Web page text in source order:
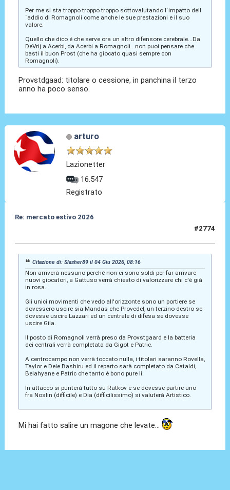
Per me si sta troppo troppo troppo sottovalutando l´impatto dell
´addio di Romagnoli come anche le sue prestazioni e il suo
valore.
Quello che dico é che serve ora un altro difensore cerebrale...Da
DeVrij a Acerbi, da Acerbi a Romagnoli...non puoi pensare che
basti il buon Prost (che ha giocato quasi sempre con
Romagnoli).
Provstdgaad: titolare o cessione, in panchina il terzo
anno ha poco senso.
arturo
Lazionetter
16.547
Registrato
Re: mercato estivo 2026
#2774
Citazione di: Slasher89 il 04 Giu 2026, 08:16
Non arriverà nessuno perchè non ci sono soldi per far arrivare
nuovi giocatori, a Gattuso verrà chiesto di valorizzare chi c'è già
in rosa.
Gli unici movimenti che vedo all'orizzonte sono un portiere se
dovessero uscire sia Mandas che Provedel, un terzino destro se
dovesse uscire Lazzari ed un centrale di difesa se dovesse
uscire Gila.
Il posto di Romagnoli verrà preso da Provstgaard e la batteria
dei centrali verrà completata da Gigot e Patric.
A centrocampo non verrà toccato nulla, i titolari saranno Rovella,
Taylor e Dele Bashiru ed il reparto sarà completato da Cataldi,
Belahyane e Patric che tanto è bono pure li.
In attacco si punterà tutto su Ratkov e se dovesse partire uno
fra Noslin (difficile) e Dia (difficilissimo) si valuterà Artistico.
Mi hai fatto salire un magone che levate...